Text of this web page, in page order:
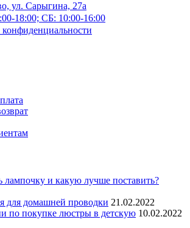
ул. Сарыгина, 27а
18:00; СБ: 10:00-16:00
лампочку и какую лучше поставить?
для домашней проводки 21.02.2022
по покупке люстры в детскую 10.02.2022